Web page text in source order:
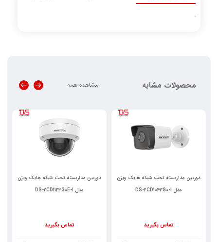
.
محصولات مشابه مشاهده همه
دوربین مداربسته تحت شبکه هایک ویژن
مدل DS-2CD1043G0-I
تماس بگیرید
دوربین مداربسته تحت شبکه هایک ویژن
مدل DS-2CD1123G0E-I
تماس بگیرید